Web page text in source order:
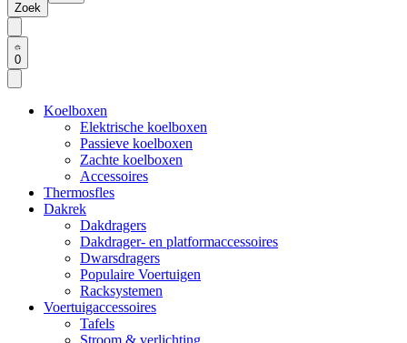
Zoek
0
Koelboxen
Elektrische koelboxen
Passieve koelboxen
Zachte koelboxen
Accessoires
Thermosfles
Dakrek
Dakdragers
Dakdrager- en platformaccessoires
Dwarsdragers
Populaire Voertuigen
Racksystemen
Voertuigaccessoires
Tafels